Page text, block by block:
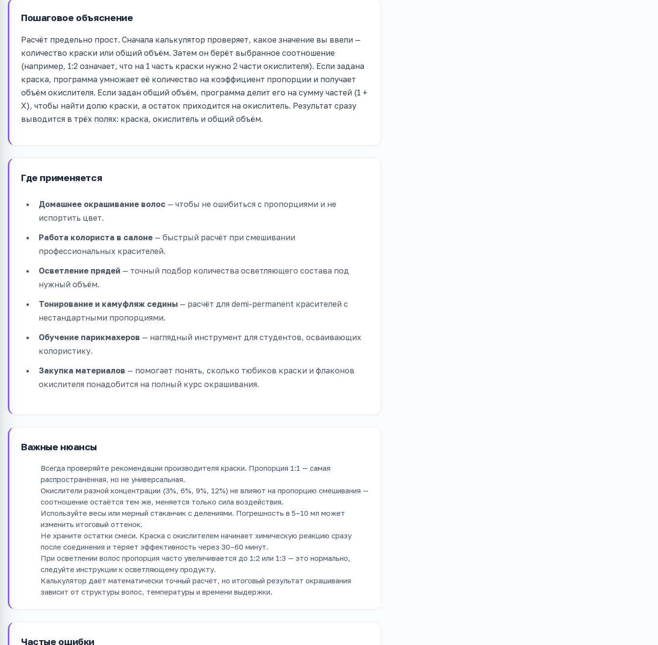
Пошаговое объяснение
Расчёт предельно прост. Сначала калькулятор проверяет, какое значение вы ввели —
количество краски или общий объём. Затем он берёт выбранное соотношение
(например, 1:2 означает, что на 1 часть краски нужно 2 части окислителя). Если задана
краска, программа умножает её количество на коэффициент пропорции и получает
объём окислителя. Если задан общий объём, программа делит его на сумму частей (1 +
X), чтобы найти долю краски, а остаток приходится на окислитель. Результат сразу
выводится в трёх полях: краска, окислитель и общий объём.
Где применяется
Домашнее окрашивание волос — чтобы не ошибиться с пропорциями и не
испортить цвет.
Работа колориста в салоне — быстрый расчёт при смешивании
профессиональных красителей.
Осветление прядей — точный подбор количества осветляющего состава под
нужный объём.
Тонирование и камуфляж седины — расчёт для demi-permanent красителей с
нестандартными пропорциями.
Обучение парикмахеров — наглядный инструмент для студентов, осваивающих
колористику.
Закупка материалов — помогает понять, сколько тюбиков краски и флаконов
окислителя понадобится на полный курс окрашивания.
Важные нюансы
Всегда проверяйте рекомендации производителя краски. Пропорция 1:1 — самая
распространённая, но не универсальная.
Окислители разной концентрации (3%, 6%, 9%, 12%) не влияют на пропорцию смешивания —
соотношение остаётся тем же, меняется только сила воздействия.
Используйте весы или мерный стаканчик с делениями. Погрешность в 5–10 мл может
изменить итоговый оттенок.
Не храните остатки смеси. Краска с окислителем начинает химическую реакцию сразу
после соединения и теряет эффективность через 30–60 минут.
При осветлении волос пропорция часто увеличивается до 1:2 или 1:3 — это нормально,
следуйте инструкции к осветляющему продукту.
Калькулятор даёт математически точный расчёт, но итоговый результат окрашивания
зависит от структуры волос, температуры и времени выдержки.
Частые ошибки